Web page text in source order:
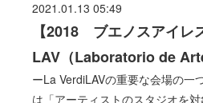
2021.01.13 05:49
【2018 ブエノスアイレ
LAV（Laboratorio de
ーLa VerdiLAVの重要な会場の一
は「アーティストのスタジオを